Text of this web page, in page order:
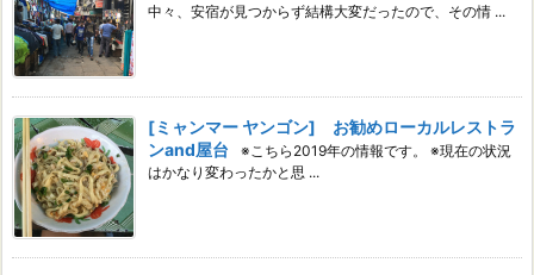
中々、安宿が見つからず結構大変だったので、その情 ...
[ミャンマー ヤンゴン] お勧めローカルレストラ
ンand屋台
※こちら2019年の情報です。 ※現在の状況
はかなり変わったかと思 ...